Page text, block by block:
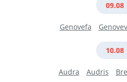
09.08
Genovefa
10.08
Audra Audris